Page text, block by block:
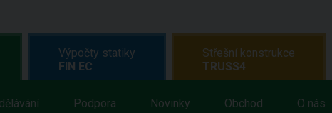
Podpora Novinky Obchod O nás
Výpočty statiky
FIN EC
Střešní konstrukce
TRUSS4